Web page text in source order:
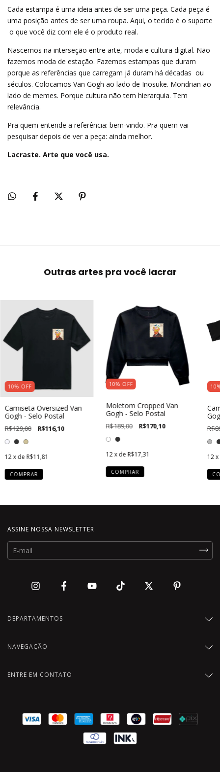
Cada estampa é uma ideia antes de ser uma peça. Cada peça é
uma posição antes de ser uma roupa. Aqui, o tecido é o suporte
 o que você diz com ele é o produto real.
Nascemos na interseção entre arte, moda e cultura digital. Não
fazemos moda de estação. Fazemos estampas que duram
porque as referências que carregam já duram há décadas  ou
séculos. Colocamos Van Gogh ao lado de Inosuke. Mondrian ao
lado de memes. Porque cultura não tem hierarquia. Tem
relevância.
Pra quem entende a referência: bem-vindo. Pra quem vai
pesquisar depois de ver a peça: ainda melhor.
Lacraste. Arte que você usa.
Outras artes pra você lacrar
10% OFF
Camiseta Oversized Van
Gogh - Selo Postal
R$129,00 R$116,10
12x de R$11,81
COMPRAR
10% OFF
Moletom Cropped Van
Gogh - Selo Postal
R$189,00 R$170,10
12x de R$17,31
COMPRAR
10
12
ASSINE NOSSA NEWSLETTER
DEPARTAMENTOS
NAVEGAÇÃO
ENTRE EM CONTATO